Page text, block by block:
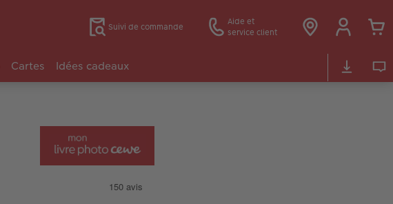
Suivi de commande
Aide et
service client
Cartes Idées cadeaux